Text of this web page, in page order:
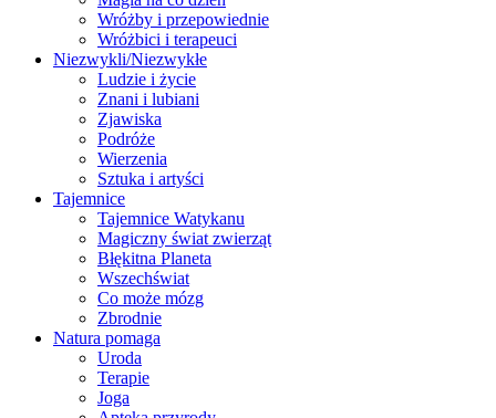
Wróżby i przepowiednie
Wróżbici i terapeuci
Niezwykli/Niezwykłe
Ludzie i życie
Znani i lubiani
Zjawiska
Podróże
Wierzenia
Sztuka i artyści
Tajemnice
Tajemnice Watykanu
Magiczny świat zwierząt
Błękitna Planeta
Wszechświat
Co może mózg
Zbrodnie
Natura pomaga
Uroda
Terapie
Joga